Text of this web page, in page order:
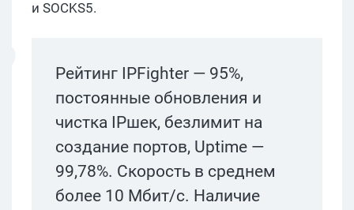
и SOCKS5.
Рейтинг IPFighter — 95%,
постоянные обновления и
чистка IPшек, безлимит на
создание портов, Uptime —
99,78%. Скорость в среднем
более 10 Мбит/с. Наличие